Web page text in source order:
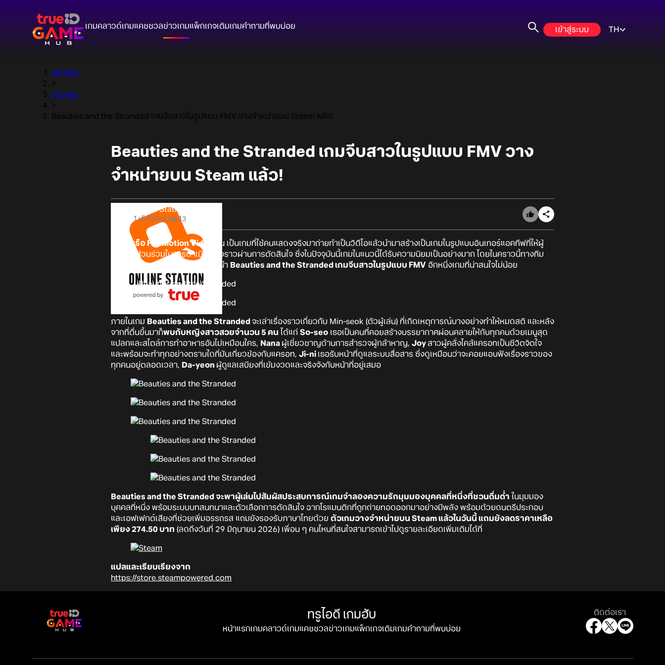
เกมคลาวด์เกมแคชชวลข่าวเกมแพ็กเกจเติมเกมคำถามที่พบบ่อย เข้าสู่ระบบ TH
หน้าแรก
>
ข่าวเกม
>
Beauties and the Stranded เกมจีบสาวในรูปแบบ FMV วางจำหน่ายบน Steam แล้ว!
Beauties and the Stranded เกมจีบสาวในรูปแบบ FMV วาง
จำหน่ายบน Steam แล้ว!
Online Station
1 เดือนที่แล้ว 13
FMV หรือ Full Motion Video
นั้น เป็นเกมที่ใช้คนแสดงจริงมาถ่ายทำเป็นวิดีโอแล้วนำมาสร้างเป็นเกมในรูปแบบอินเทอร์แอคทีฟที่ให้ผู้
เล่นได้มีส่วนร่วมในการดำเนินเรื่องราวผ่านการตัดสินใจ ซึ่งในปัจจุบันนี้เกมในแนวนี้ได้รับความนิยมเป็นอย่างมาก โดยในคราวนี้ทางทีม
งาน Online Station จะมาขอแนะนำ Beauties and the Stranded เกมจีบสาวในรูปแบบ FMV อีกหนึ่งเกมที่น่าสนใจไม่น้อย
ภายในเกม Beauties and the Stranded จะเล่าเรื่องราวเกี่ยวกับ Min-seok (ตัวผู้เล่น) ที่เกิดเหตุการณ์บางอย่างทำให้หมดสติ และหลัง
จากที่ตื่นขึ้นมาก็พบกับหญิงสาวสวยจำนวน 5 คน ได้แก่ So-seo เธอเป็นคนที่คอยสร้างบรรยากาศผ่อนคลายให้กับทุกคนด้วยเมนูสุด
แปลกและสไตล์การทำอาหารอันไม่เหมือนใคร, Nana ผู้เชี่ยวชาญด้านการสำรวจผู้กล้าหาญ, Joy สาวผู้คลั่งไคล้แครอทเป็นชีวิตจิตใจ
และพร้อมจะทำทุกอย่างตราบใดที่มันเกี่ยวข้องกับแครอท, Ji-ni เธอรับหน้าที่ดูแลระบบสื่อสาร ซึ่งดูเหมือนว่าจะคอยแอบฟังเรื่องราวของ
ทุกคนอยู่ตลอดเวลา, Da-yeon ผู้ดูแลเสบียงที่เข้มงวดและจริงจังกับหน้าที่อยู่เสมอ
Beauties and the Stranded จะพาผู้เล่นไปสัมผัสประสบการณ์เกมจำลองความรักมุมมองบุคคลที่หนึ่งที่ชวนดื่มด่ำ ในมุมมอง
บุคคลที่หนึ่ง พร้อมระบบบทสนทนาและตัวเลือกการตัดสินใจ ฉากโรแมนติกที่ถูกถ่ายทอดออกมาอย่างมีพลัง พร้อมด้วยดนตรีประกอบ
และเอฟเฟกต์เสียงที่ช่วยเพิ่มอรรถรส แถมยังรองรับภาษาไทยด้วย ตัวเกมวางจำหน่ายบน Steam แล้วในวันนี้ แถมยังลดราคาเหลือ
เพียง 274.50 บาท (ลดถึงวันที่ 29 มิถุนายน 2026) เพื่อน ๆ คนไหนที่สนใจสามารถเข้าไปดูรายละเอียดเพิ่มเติมได้ที่
แปลและเรียบเรียงจาก
https://store.steampowered.com
ทรูไอดี เกมฮับ
หน้าแรกเกมคลาวด์เกมแคชชวลข่าวเกมแพ็กเกจเติมเกมคำถามที่พบบ่อย
ติดต่อเรา